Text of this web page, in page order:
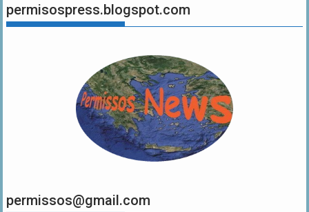
permisospress.blogspot.com
permissos@gmail.com